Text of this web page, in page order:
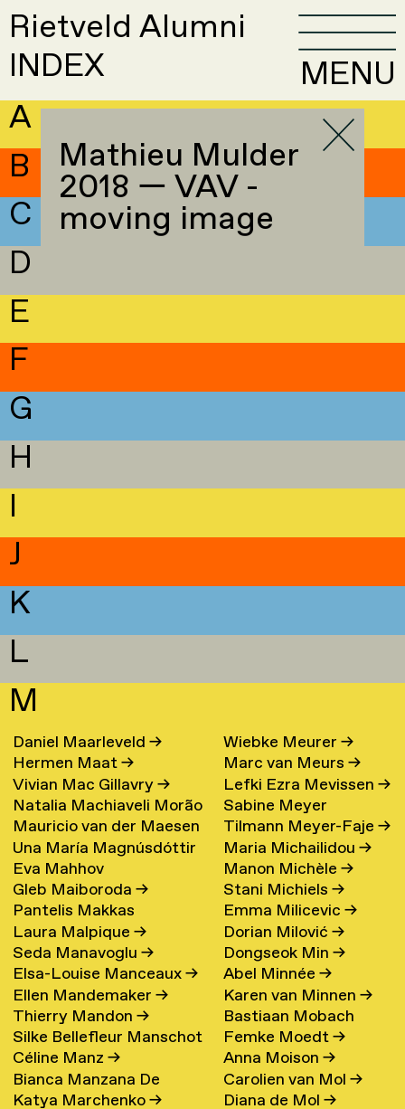
Rietveld Alumni
INDEX
MENU
A
B
C
D
E
F
G
H
I
J
K
L
M
Daniel Maarleveld→
Hermen Maat→
Vivian Mac Gillavry→
Natalia Machiaveli Morão
de Oliveira→
Mauricio van der Maesen
de Sombreff→
Una María Magnúsdóttir
→
Eva Mahhov
Gleb Maiboroda→
Pantelis Makkas
Laura Malpique→
Seda Manavoglu→
Elsa-Louise Manceaux→
Ellen Mandemaker→
Thierry Mandon→
Silke Bellefleur Manschot
→
Céline Manz→
Bianca Manzana De
Agustin→
Katya Marchenko→
Wiebke Meurer→
Marc van Meurs→
Lefki Ezra Mevissen→
Sabine Meyer
Tilmann Meyer-Faje→
Maria Michailidou→
Manon Michèle→
Stani Michiels→
Emma Milicevic→
Dorian Milović→
Dongseok Min→
Abel Minnée→
Karen van Minnen→
Bastiaan Mobach
Femke Moedt→
Anna Moison→
Carolien van Mol→
Diana de Mol→
Mathieu Mulder
2018 — VAV -
moving image